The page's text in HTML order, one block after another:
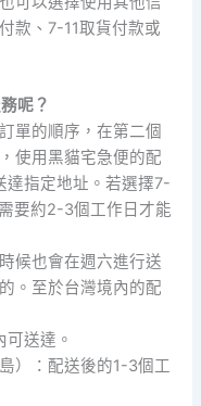
款、7-11取貨付款或
呢？
單的順序，在第二個
使用黑貓宅急便的配
達指定地址。若選擇7-
要約2-3個工作日才能
候也會在週六進行送
。至於台灣境內的配
送達。
）：配送後的1-3個工